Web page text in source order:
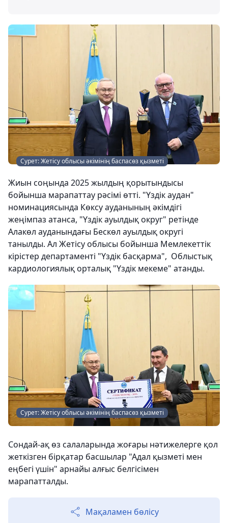
Сурет: Жетісу облысы әкімінің баспасөз қызметі
Жиын соңында 2025 жылдың қорытындысы
бойынша марапаттау рәсімі өтті. "Үздік аудан"
номинациясында Көксу ауданының әкімдігі
жеңімпаз атанса, "Үздік ауылдық округ" ретінде
Алакөл ауданындағы Бескөл ауылдық округі
танылды. Ал Жетісу облысы бойынша Мемлекеттік
кірістер департаменті "Үздік басқарма", Облыстық
кардиологиялық орталық "Үздік мекеме" атанды.
Сурет: Жетісу облысы әкімінің баспасөз қызметі
Сондай-ақ өз салаларында жоғары нәтижелерге қол
жеткізген бірқатар басшылар "Адал қызметі мен
еңбегі үшін" арнайы алғыс белгісімен
марапатталды.
Мақаламен бөлісу